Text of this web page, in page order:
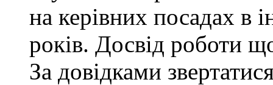
на керівних посадах в
років. Досвід роботи
За довідками